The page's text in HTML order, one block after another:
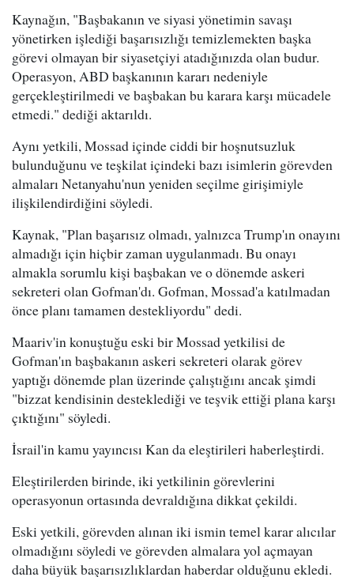
Kaynağın, "Başbakanın ve siyasi yönetimin savaşı
yönetirken işlediği başarısızlığı temizlemekten başka
görevi olmayan bir siyasetçiyi atadığınızda olan budur.
Operasyon, ABD başkanının kararı nedeniyle
gerçekleştirilmedi ve başbakan bu karara karşı mücadele
etmedi." dediği aktarıldı.
Aynı yetkili, Mossad içinde ciddi bir hoşnutsuzluk
bulunduğunu ve teşkilat içindeki bazı isimlerin görevden
almaları Netanyahu'nun yeniden seçilme girişimiyle
ilişkilendirdiğini söyledi.
Kaynak, "Plan başarısız olmadı, yalnızca Trump'ın onayını
almadığı için hiçbir zaman uygulanmadı. Bu onayı
almakla sorumlu kişi başbakan ve o dönemde askeri
sekreteri olan Gofman'dı. Gofman, Mossad'a katılmadan
önce planı tamamen destekliyordu" dedi.
Maariv'in konuştuğu eski bir Mossad yetkilisi de
Gofman'ın başbakanın askeri sekreteri olarak görev
yaptığı dönemde plan üzerinde çalıştığını ancak şimdi
"bizzat kendisinin desteklediği ve teşvik ettiği plana karşı
çıktığını" söyledi.
İsrail'in kamu yayıncısı Kan da eleştirileri haberleştirdi.
Eleştirilerden birinde, iki yetkilinin görevlerini
operasyonun ortasında devraldığına dikkat çekildi.
Eski yetkili, görevden alınan iki ismin temel karar alıcılar
olmadığını söyledi ve görevden almalara yol açmayan
daha büyük başarısızlıklardan haberdar olduğunu ekledi.